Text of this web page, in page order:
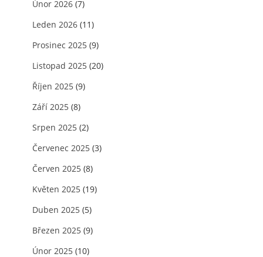
Únor 2026 (7)
Leden 2026 (11)
Prosinec 2025 (9)
Listopad 2025 (20)
Říjen 2025 (9)
Září 2025 (8)
Srpen 2025 (2)
Červenec 2025 (3)
Červen 2025 (8)
Květen 2025 (19)
Duben 2025 (5)
Březen 2025 (9)
Únor 2025 (10)